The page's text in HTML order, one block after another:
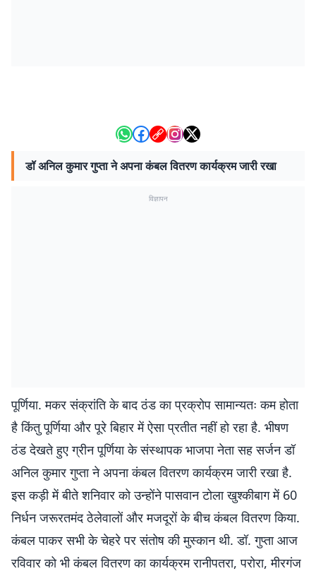
डॉ अनिल कुमार गुप्ता ने अपना कंबल वितरण कार्यक्रम जारी रखा
विज्ञापन
पूर्णिया. मकर संक्रांति के बाद ठंड का प्रक्रोप सामान्यतः कम होता
है किंतु पूर्णिया और पूरे बिहार में ऐसा प्रतीत नहीं हो रहा है. भीषण
ठंड देखते हुए ग्रीन पूर्णिया के संस्थापक भाजपा नेता सह सर्जन डॉ
अनिल कुमार गुप्ता ने अपना कंबल वितरण कार्यक्रम जारी रखा है.
इस कड़ी में बीते शनिवार को उन्होंने पासवान टोला खुश्कीबाग में 60
निर्धन जरूरतमंद ठेलेवालों और मजदूरों के बीच कंबल वितरण किया.
कंबल पाकर सभी के चेहरे पर संतोष की मुस्कान थी. डॉ. गुप्ता आज
रविवार को भी कंबल वितरण का कार्यक्रम रानीपतरा, परोरा, मीरगंज